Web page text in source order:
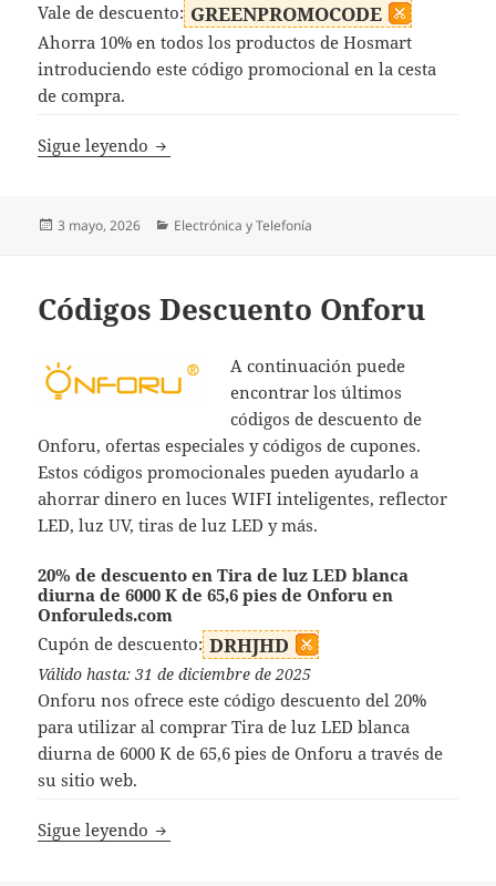
Vale de descuento: GREENPROMOCODE
Ahorra 10% en todos los productos de Hosmart
introduciendo este código promocional en la cesta
de compra.
Sigue leyendo Códigos Descuento Hosmart
Publicado
3 mayo, 2026 Categorías
Electrónica y Telefonía
Códigos Descuento Onforu
A continuación puede
encontrar los últimos
códigos de descuento de
Onforu, ofertas especiales y códigos de cupones.
Estos códigos promocionales pueden ayudarlo a
ahorrar dinero en luces WIFI inteligentes, reflector
LED, luz UV, tiras de luz LED y más.
20% de descuento en Tira de luz LED blanca
diurna de 6000 K de 65,6 pies de Onforu en
Onforuleds.com
Cupón de descuento: DRHJHD
Válido hasta: 31 de diciembre de 2025
Onforu nos ofrece este código descuento del 20%
para utilizar al comprar Tira de luz LED blanca
diurna de 6000 K de 65,6 pies de Onforu a través de
su sitio web.
Sigue leyendo Códigos Descuento Onforu